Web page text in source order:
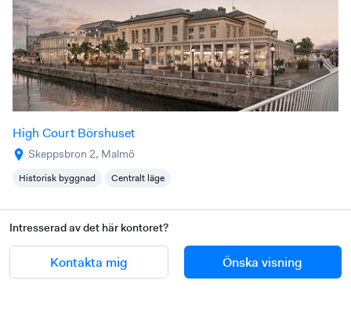
High Court Börshuset
Skeppsbron 2, Malmö
Historisk byggnad Centralt läge
Intresserad av det här kontoret?
Kontakta mig Önska visning